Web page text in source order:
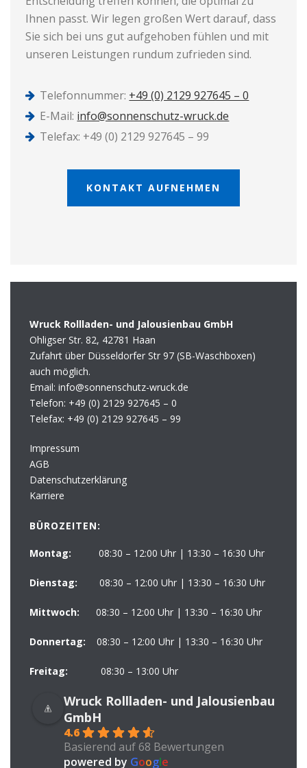
Ihnen passt. Wir legen großen Wert darauf, dass
Sie sich bei uns gut aufgehoben fühlen und mit
unseren Leistungen rundum zufrieden sind.
Telefonnummer: +49 (0) 2129 927645 – 0
E-Mail: info@sonnenschutz-wruck.de
Telefax: +49 (0) 2129 927645 – 99
KONTAKT AUFNEHMEN
Wruck Rollladen- und Jalousienbau GmbH
Ohligser Str. 82, 42781 Haan
Zufahrt über Düsseldorfer Str 97 (SB-Waschboxen)
auch möglich.
Email: info@sonnenschutz-wruck.de
Telefon: +49 (0) 2129 927645 – 0
Telefax: +49 (0) 2129 927645 – 99
Impressum
AGB
Datenschutzerklärung
Karriere
BÜROZEITEN:
Montag: 08:30 – 12:00 Uhr | 13:30 – 16:30 Uhr
Dienstag: 08:30 – 12:00 Uhr | 13:30 – 16:30 Uhr
Mittwoch: 08:30 – 12:00 Uhr | 13:30 – 16:30 Uhr
Donnertag: 08:30 – 12:00 Uhr | 13:30 – 16:30 Uhr
Freitag: 08:30 – 13:00 Uhr
Wruck Rollladen- und Jalousienbau
GmbH
4.6
Basierend auf 68 Bewertungen
powered by Google